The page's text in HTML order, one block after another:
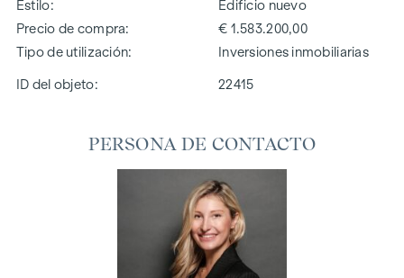
Estilo
Edificio nuevo
Precio de compra
€ 1.583.200,00
Tipo de utilización
Inversiones inmobiliarias
ID del objeto: 22415
PERSONA DE CONTACTO